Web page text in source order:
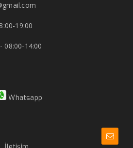
19:00
08:00-14:00
Whatsapp